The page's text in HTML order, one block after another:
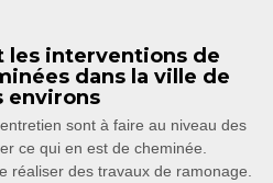
les interventions de
dans la ville de
environs
sont à faire au niveau des
ce qui en est de cheminée.
réaliser des travaux de ramonage.